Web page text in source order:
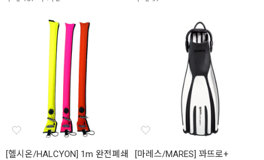
[헬시온/HALCYON] 1m 완전폐쇄
[마레스/MARES] 꽈뜨로+